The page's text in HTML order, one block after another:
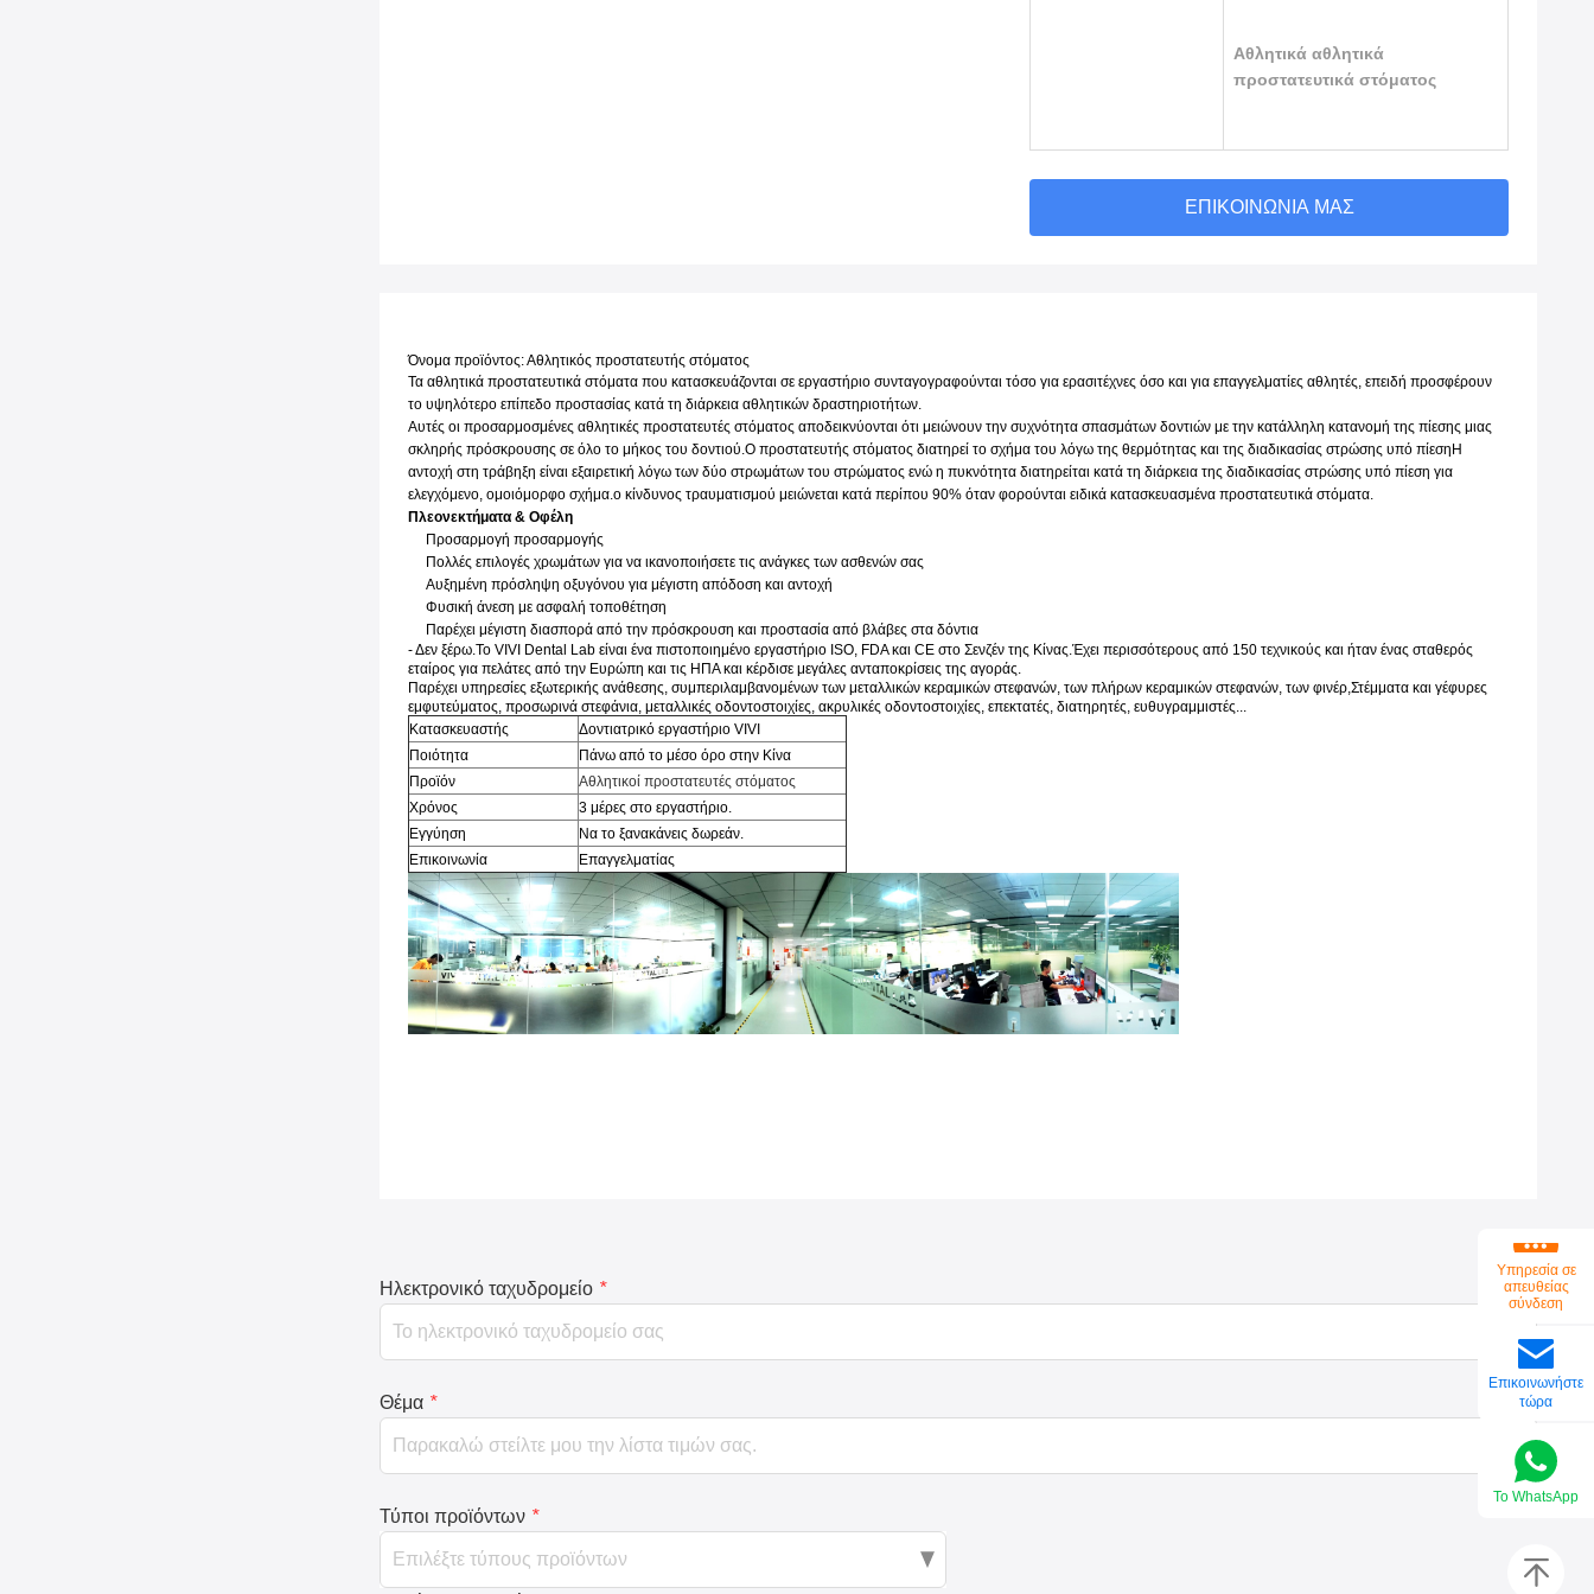
Αθλητικά αθλητικά
προστατευτικά στόματος
ΕΠΙΚΟΙΝΩΝΊΑ ΜΑΣ
Όνομα προϊόντος: Αθλητικός προστατευτής στόματος
Τα αθλητικά προστατευτικά στόματα που κατασκευάζονται σε εργαστήριο συνταγογραφούνται τόσο για ερασιτέχνες όσο και για επαγγελματίες αθλητές, επειδή προσφέρουν
το υψηλότερο επίπεδο προστασίας κατά τη διάρκεια αθλητικών δραστηριοτήτων.
Αυτές οι προσαρμοσμένες αθλητικές προστατευτές στόματος αποδεικνύονται ότι μειώνουν την συχνότητα σπασμάτων δοντιών με την κατάλληλη κατανομή της πίεσης μιας
σκληρής πρόσκρουσης σε όλο το μήκος του δοντιού.Ο προστατευτής στόματος διατηρεί το σχήμα του λόγω της θερμότητας και της διαδικασίας στρώσης υπό πίεσηΗ
αντοχή στη τράβηξη είναι εξαιρετική λόγω των δύο στρωμάτων του στρώματος ενώ η πυκνότητα διατηρείται κατά τη διάρκεια της διαδικασίας στρώσης υπό πίεση για
ελεγχόμενο, ομοιόμορφο σχήμα.ο κίνδυνος τραυματισμού μειώνεται κατά περίπου 90% όταν φορούνται ειδικά κατασκευασμένα προστατευτικά στόματα.
Πλεονεκτήματα & Οφέλη
Προσαρμογή προσαρμογής
Πολλές επιλογές χρωμάτων για να ικανοποιήσετε τις ανάγκες των ασθενών σας
Αυξημένη πρόσληψη οξυγόνου για μέγιστη απόδοση και αντοχή
Φυσική άνεση με ασφαλή τοποθέτηση
Παρέχει μέγιστη διασπορά από την πρόσκρουση και προστασία από βλάβες στα δόντια
- Δεν ξέρω.Το VIVI Dental Lab είναι ένα πιστοποιημένο εργαστήριο ISO, FDA και CE στο Σενζέν της Κίνας.Έχει περισσότερους από 150 τεχνικούς και ήταν ένας σταθερός
εταίρος για πελάτες από την Ευρώπη και τις ΗΠΑ και κέρδισε μεγάλες ανταποκρίσεις της αγοράς.
Παρέχει υπηρεσίες εξωτερικής ανάθεσης, συμπεριλαμβανομένων των μεταλλικών κεραμικών στεφανών, των πλήρων κεραμικών στεφανών, των φινέρ,Στέμματα και γέφυρες
εμφυτεύματος, προσωρινά στεφάνια, μεταλλικές οδοντοστοιχίες, ακρυλικές οδοντοστοιχίες, επεκτατές, διατηρητές, ευθυγραμμιστές...
Κατασκευαστής
Δοντιατρικό εργαστήριο VIVI
Ποιότητα
Πάνω από το μέσο όρο στην Κίνα
Προϊόν
Αθλητικοί προστατευτές στόματος
Χρόνος
3 μέρες στο εργαστήριο.
Εγγύηση
Να το ξανακάνεις δωρεάν.
Επικοινωνία
Επαγγελματίας
Ηλεκτρονικό ταχυδρομείο *
Θέμα *
Τύποι προϊόντων *
Υπηρεσία σε
απευθείας
σύνδεση
Επικοινωνήστε
τώρα
Το WhatsApp